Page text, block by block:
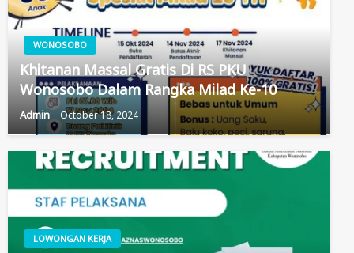
WONOSOBO
Khitanan Massal Gratis Di RS PKU
Wonosobo Dalam Rangka Milad Ke-10
Admin October 18, 2024
LOWONGAN KERJA